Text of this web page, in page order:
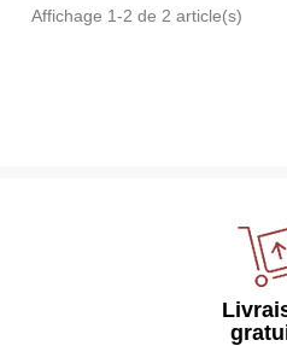
Affichage 1-2 de 2 article(s)